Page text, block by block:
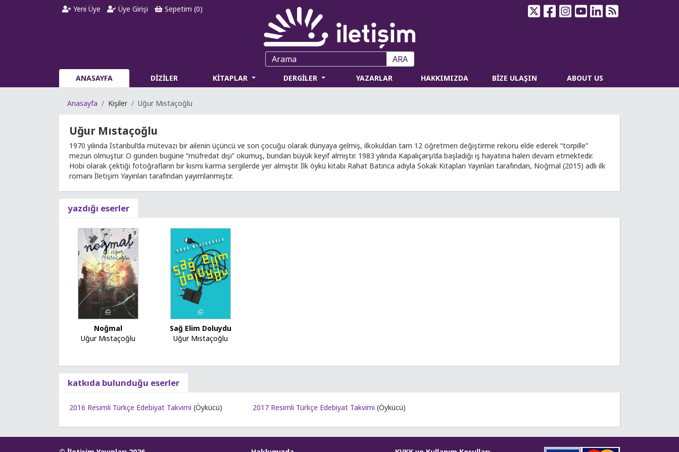
Yeni Üye Üye Girişi Sepetim (0)
ARA
ANASAYFA DİZİLER KİTAPLAR DERGİLER YAZARLAR HAKKIMIZDA BİZE ULAŞIN ABOUT US
Anasayfa Kişiler Uğur Mıstaçoğlu
Uğur Mıstaçoğlu
1970 yılında İstanbul’da mütevazı bir ailenin üçüncü ve son çocuğu olarak dünyaya gelmiş, ilkokuldan tam 12 öğretmen değiştirme rekoru elde ederek “torpille”
mezun olmuştur. O günden bugüne “müfredat dışı” okumuş, bundan büyük keyif almıştır. 1983 yılında Kapalıçarşı’da başladığı iş hayatına halen devam etmektedir.
Hobi olarak çektiği fotoğrafların bir kısmı karma sergilerde yer almıştır. İlk öykü kitabı Rahat Batınca adıyla Sokak Kitapları Yayınları tarafından, Noğmal (2015) adlı ilk
romanı İletişim Yayınları tarafından yayımlanmıştır.
yazdığı eserler
Noğmal
Uğur Mıstaçoğlu
Sağ Elim Doluydu
Uğur Mıstaçoğlu
katkıda bulunduğu eserler
2016 Resimli Türkçe Edebiyat Takvimi (Öykücü) 2017 Resimli Türkçe Edebiyat Takvimi (Öykücü)